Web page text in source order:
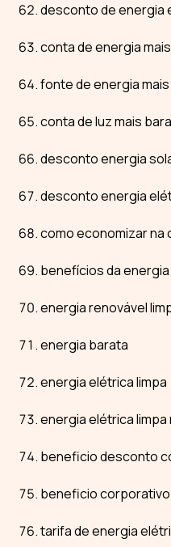
desconto de energia
conta de energia
fonte de energia
conta de luz mais
desconto energia
desconto energia
como economizar na
benefícios da
energia renovável
energia barata
energia elétrica limpa
energia elétrica limpa
beneficio desconto
beneficio corporativo
tarifa de energia